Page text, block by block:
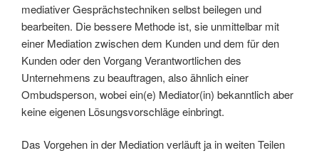
mediativer Gesprächstechniken selbst beilegen und
bearbeiten. Die bessere Methode ist, sie unmittelbar mit
einer Mediation zwischen dem Kunden und dem für den
Kunden oder den Vorgang Verantwortlichen des
Unternehmens zu beauftragen, also ähnlich einer
Ombudsperson, wobei ein(e) Mediator(in) bekanntlich aber
keine eigenen Lösungsvorschläge einbringt.
Das Vorgehen in der Mediation verläuft ja in weiten Teilen